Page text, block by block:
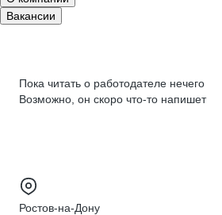
Вакансии
Пока читать о работодателе нечего
Возможно, он скоро что‑то напишет
Ростов-на-Дону